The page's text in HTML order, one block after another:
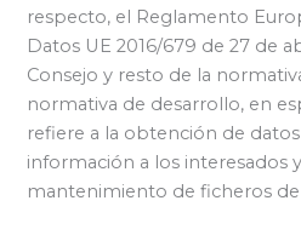
respecto, el Reglamento
Datos UE 2016/679 de 27 de
Consejo y resto de la
normativa de desarrollo, en
refiere a la obtención de
información a los interesados
mantenimiento de ficheros